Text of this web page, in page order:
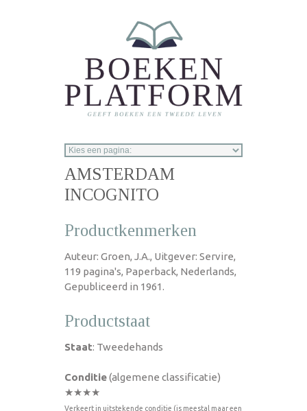
AMSTERDAM
INCOGNITO
Productkenmerken
Auteur: Groen, J.A., Uitgever: Servire,
119 pagina's, Paperback, Nederlands,
Gepubliceerd in 1961.
Productstaat
Staat: Tweedehands
Conditie(algemene classificatie)
★★★★
Verkeert in uitstekende conditie (is meestal maar een